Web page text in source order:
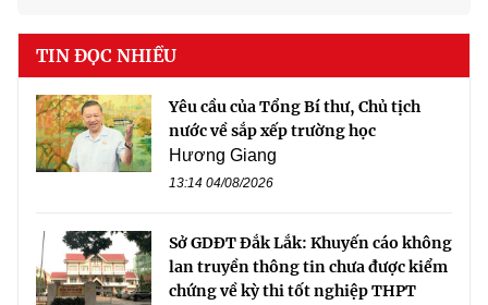
TIN ĐỌC NHIỀU
Yêu cầu của Tổng Bí thư, Chủ tịch
nước về sắp xếp trường học
Hương Giang
13:14 04/08/2026
Sở GDĐT Đắk Lắk: Khuyến cáo không
lan truyền thông tin chưa được kiểm
chứng về kỳ thi tốt nghiệp THPT